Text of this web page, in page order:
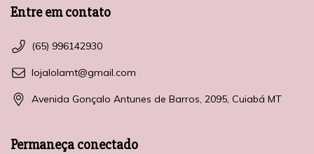
Entre em contato
(65) 996142930
lojalolamt@gmail.com
Avenida Gonçalo Antunes de Barros, 2095, Cuiabá MT
Permaneça conectado